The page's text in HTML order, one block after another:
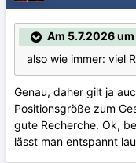
Am 5.7.2026
also wie immer: viel
Genau, daher gilt ja
Positionsgröße zum
gute Recherche. Ok,
lässt man entspannt